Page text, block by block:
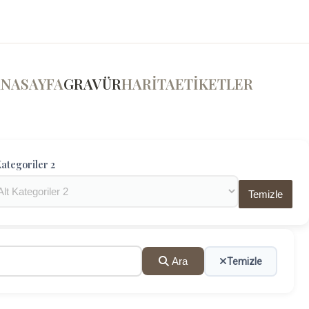
GRAVÜRHARİTAETİKETLER
2
Temizle
Ara Temizle